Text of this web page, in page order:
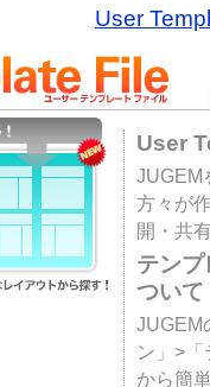
User
User
JUGEM
方々が
開・共
テン
ついて
JUGEM
ン」>
から簡